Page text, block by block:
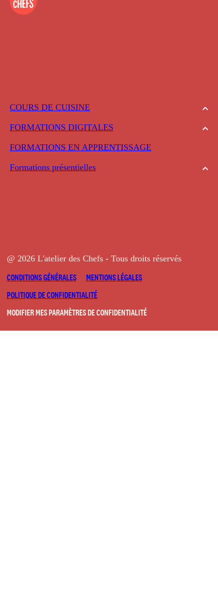
COURS DE CUISINE
FORMATIONS DIGITALES
FORMATIONS EN APPRENTISSAGE
Formations présentielles
@ 2026 L'atelier des Chefs - Tous droits réservés
CONDITIONS GÉNÉRALES
MENTIONS LÉGALES
POLITIQUE DE CONFIDENTIALITÉ
MODIFIER MES PARAMÈTRES DE CONFIDENTIALITÉ